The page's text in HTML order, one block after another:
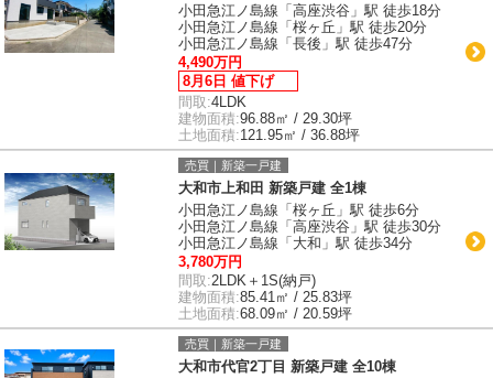
小田急江ノ島線「高座渋谷」駅 徒歩18分
小田急江ノ島線「桜ヶ丘」駅 徒歩20分
小田急江ノ島線「長後」駅 徒歩47分
4,490万円
8月6日 値下げ
間取:4LDK
建物面積:96.88㎡ / 29.30坪
土地面積:121.95㎡ / 36.88坪
売買｜新築一戸建
大和市上和田 新築戸建 全1棟
小田急江ノ島線「桜ヶ丘」駅 徒歩6分
小田急江ノ島線「高座渋谷」駅 徒歩30分
小田急江ノ島線「大和」駅 徒歩34分
3,780万円
間取:2LDK＋1S(納戸)
建物面積:85.41㎡ / 25.83坪
土地面積:68.09㎡ / 20.59坪
売買｜新築一戸建
大和市代官2丁目 新築戸建 全10棟